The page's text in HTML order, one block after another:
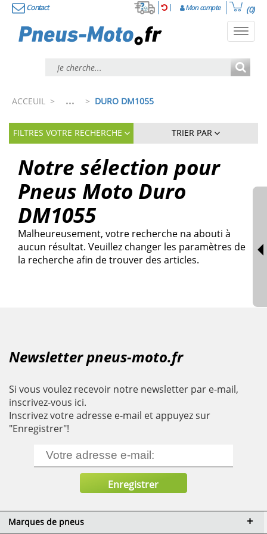
Contact Mon compte (0)
ACCEUIL > ... > DURO DM1055
FILTRES VOTRE RECHERCHE TRIER PAR
Notre sélection pour
Pneus Moto Duro
DM1055
Malheureusement, votre recherche na abouti à
aucun résultat. Veuillez changer les paramètres de
la recherche afin de trouver des articles.
Newsletter pneus-moto.fr
Si vous voulez recevoir notre newsletter par e-mail,
inscrivez-vous ici.
Inscrivez votre adresse e-mail et appuyez sur
"Enregistrer"!
Marques de pneus